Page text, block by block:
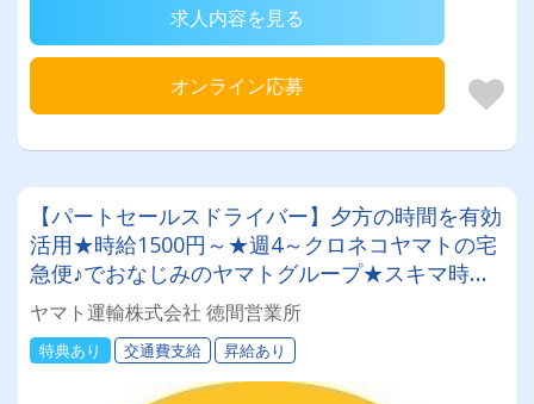
求人内容を見る
オンライン応募
【パートセールスドライバー】夕方の時間を有効
活用★時給1500円～★週4～クロネコヤマトの宅
急便♪でおなじみのヤマトグループ★スキマ時間
で収入を◎ 業界最大手★知識・技術研修充実◎
明確な評価制度でやりがい◎アルバイトでも社
割・持ち株制度・健康診断など福利厚生充実★社
員登用制度あり★Wワーク・副業にもピッタリ♪
ヤマト運輸株式会社 徳間営業所
特典あり 交通費支給 昇給あり